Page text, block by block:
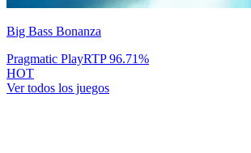
Big Bass Bonanza
Pragmatic PlayRTP96.71%
HOT
Ver todos los juegos